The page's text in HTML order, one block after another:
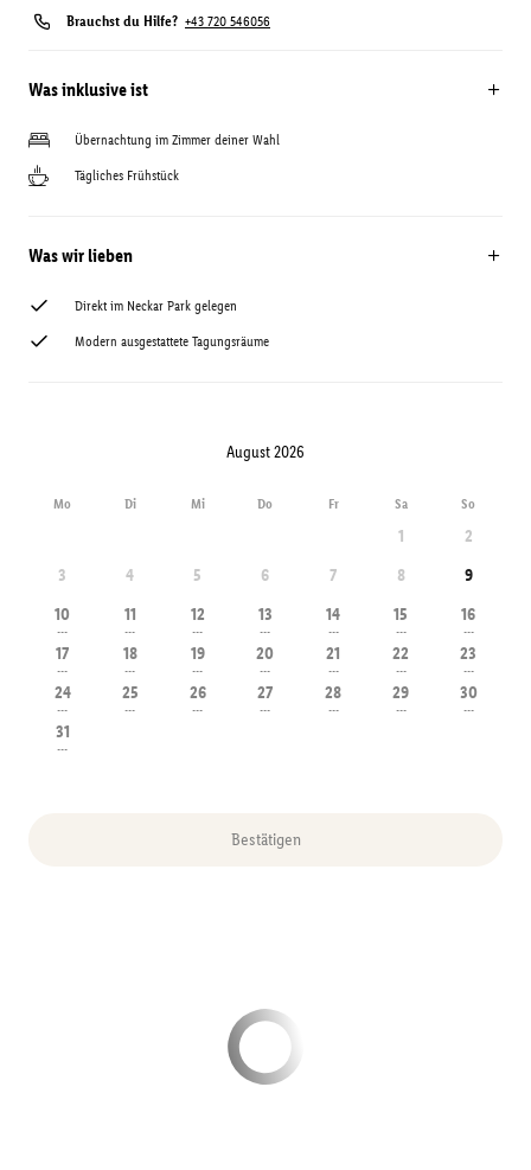
Brauchst du Hilfe? +43 720 546056
Was inklusive ist
Übernachtung im Zimmer deiner Wahl
Tägliches Frühstück
Was wir lieben
Direkt im Neckar Park gelegen
Modern ausgestattete Tagungsräume
August 2026
Mo Di Mi Do Fr Sa So
1
2
3
4 5 6 7 8
9
10
---
11
---
12
---
13
---
14
---
15
---
16
---
17
---
18
---
19
---
20
---
21
---
22
---
23
---
24
---
25
---
26
---
27
---
28
---
29
---
30
---
31
---
Bestätigen